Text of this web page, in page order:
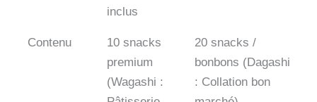
inclus
Contenu
10 snacks
premium
(Wagashi :
20 snacks /
bonbons (Dagashi
: Collation bon